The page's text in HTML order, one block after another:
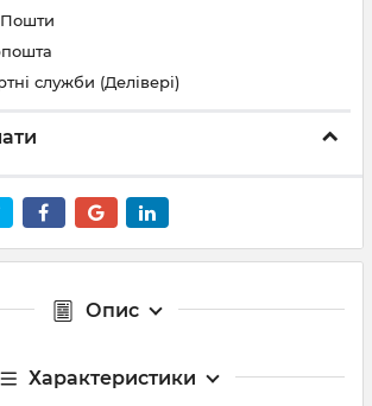
Пошти
служби (Делівері)
Опис
Характеристики